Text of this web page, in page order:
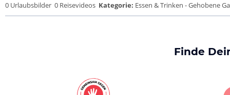
0 Urlaubsbilder 0 Reisevideos Kategorie: Essen & Trinken - Gehobene
Finde